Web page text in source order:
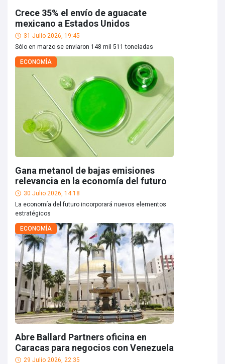
Crece 35% el envío de aguacate
mexicano a Estados Unidos
31 Julio 2026, 19:45
Sólo en marzo se enviaron 148 mil 511 toneladas
ECONOMÍA
Gana metanol de bajas emisiones
relevancia en la economía del futuro
30 Julio 2026, 14:18
La economía del futuro incorporará nuevos elementos
estratégicos
ECONOMÍA
Abre Ballard Partners oficina en
Caracas para negocios con Venezuela
29 Julio 2026, 22:35